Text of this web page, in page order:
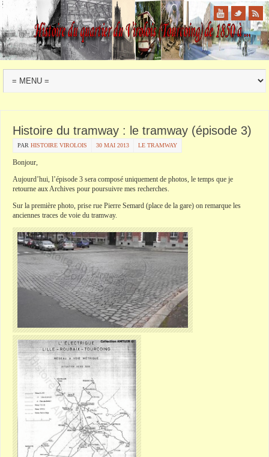
Histoire du tramway : le tramway (épisode 3)
PAR HISTOIRE VIROLOIS 30 MAI 2013 LE TRAMWAY
Bonjour,
Aujourd’hui, l’épisode 3 sera composé uniquement de photos, le temps que je
retourne aux Archives pour poursuivre mes recherches.
Sur la première photo, prise rue Pierre Semard (place de la gare) on remarque les
anciennes traces de voie du tramway.